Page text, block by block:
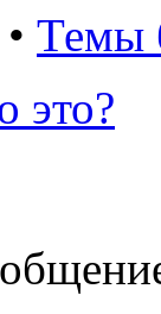
• Темы
это?